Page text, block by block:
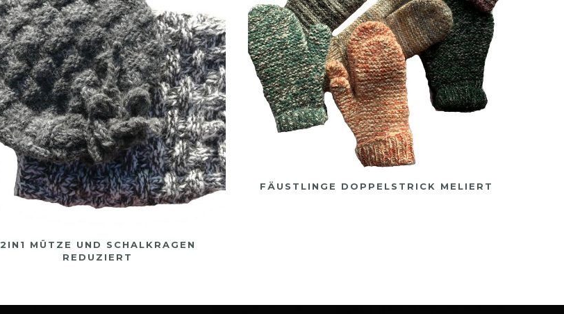
2IN1 MÜTZE UND SCHALKRAGEN
REDUZIERT
FÄUSTLINGE DOPPELSTRICK MELIERT